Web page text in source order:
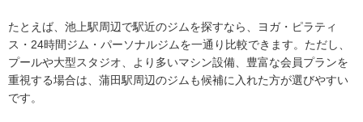
たとえば、池上駅周辺で駅近のジムを探すなら、ヨガ・ピラティ
ス・24時間ジム・パーソナルジムを一通り比較できます。ただし、
プールや大型スタジオ、より多いマシン設備、豊富な会員プランを
重視する場合は、蒲田駅周辺のジムも候補に入れた方が選びやすい
です。